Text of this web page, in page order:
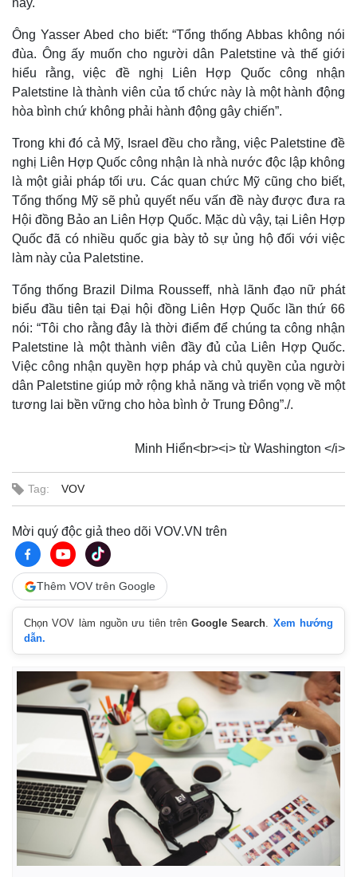
Thế giới
Quan sát
Cuộc sống đó đây
Hồ sơ
Multimedia
Video
Ảnh
E-Magazine
Infographic
này.
Ông Yasser Abed cho biết: “Tổng thống Abbas không nói
đùa. Ông ấy muốn cho người dân Paletstine và thế giới
hiểu rằng, việc đề nghị Liên Hợp Quốc công nhận
Paletstine là thành viên của tổ chức này là một hành động
hòa bình chứ không phải hành động gây chiến”.
Trong khi đó cả Mỹ, Israel đều cho rằng, việc Paletstine đề
nghị Liên Hợp Quốc công nhận là nhà nước độc lập không
là một giải pháp tối ưu. Các quan chức Mỹ cũng cho biết,
Tổng thống Mỹ sẽ phủ quyết nếu vấn đề này được đưa ra
Hội đồng Bảo an Liên Hợp Quốc. Mặc dù vậy, tại Liên Hợp
Quốc đã có nhiều quốc gia bày tỏ sự ủng hộ đối với việc
làm này của Paletstine.
Tổng thống Brazil Dilma Rousseff, nhà lãnh đạo nữ phát
biểu đầu tiên tại Đại hội đồng Liên Hợp Quốc lần thứ 66
nói: “Tôi cho rằng đây là thời điểm để chúng ta công nhận
Paletstine là một thành viên đầy đủ của Liên Hợp Quốc.
Việc công nhận quyền hợp pháp và chủ quyền của người
dân Paletstine giúp mở rộng khả năng và triển vọng về một
tương lai bền vững cho hòa bình ở Trung Đông”./.
Minh Hiển<br><i> từ Washington </i>
Tag: VOV
Mời quý độc giả theo dõi VOV.VN trên
Thêm VOV trên Google
Chọn VOV làm nguồn ưu tiên trênGoogle Search. Xem hướng
dẫn.